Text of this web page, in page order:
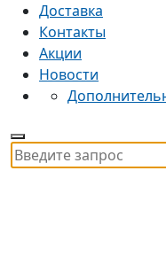
Доставка
Контакты
Акции
Новости